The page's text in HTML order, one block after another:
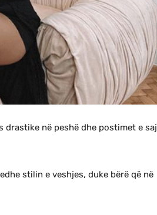
drastike në peshë dhe postimet e saj
stilin e veshjes, duke bërë që në